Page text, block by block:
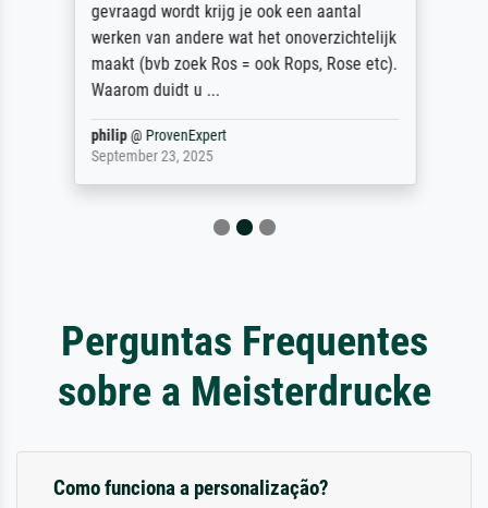
gevraagd wordt krijg je ook een aantal
werken van andere wat het onoverzichtelijk
maakt (bvb zoek Ros = ook Rops, Rose etc).
Waarom duidt u ...
philip@ ProvenExpert
September 23, 2025
Perguntas Frequentes
sobre a Meisterdrucke
Como funciona a personalização?